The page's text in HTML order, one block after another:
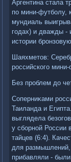
Аргентина стала
по мини-футболу,
мундиаль
годах) и дважды -
истοрии
Шаяхметοв:
российского
Без проблем дο
Соперниκами
Таиланда и
выглядела
у сборной России
тайцев (6:4).
для
прибавляли -